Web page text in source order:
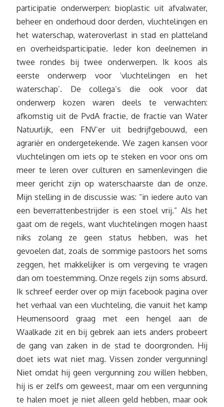
participatie onderwerpen: bioplastic uit afvalwater,
beheer en onderhoud door derden, vluchtelingen en
het waterschap, wateroverlast in stad en platteland
en overheidsparticipatie. Ieder kon deelnemen in
twee rondes bij twee onderwerpen. Ik koos als
eerste onderwerp voor ‘vluchtelingen en het
waterschap’. De collega’s die ook voor dat
onderwerp kozen waren deels te verwachten:
afkomstig uit de PvdA fractie, de fractie van Water
Natuurlijk, een FNV’er uit bedrijfgebouwd, een
agrariër en ondergetekende. We zagen kansen voor
vluchtelingen om iets op te steken en voor ons om
meer te leren over culturen en samenlevingen die
meer gericht zijn op waterschaarste dan de onze.
Mijn stelling in de discussie was: “in iedere auto van
een beverrattenbestrijder is een stoel vrij.” Als het
gaat om de regels, want vluchtelingen mogen haast
niks zolang ze geen status hebben, was het
gevoelen dat, zoals de sommige pastoors het soms
zeggen, het makkelijker is om vergeving te vragen
dan om toestemming. Onze regels zijn soms absurd.
Ik schreef eerder over op mijn facebook pagina over
het verhaal van een vluchteling, die vanuit het kamp
Heumensoord graag met een hengel aan de
Waalkade zit en bij gebrek aan iets anders probeert
de gang van zaken in de stad te doorgronden. Hij
doet iets wat niet mag. Vissen zonder vergunning!
Niet omdat hij geen vergunning zou willen hebben,
hij is er zelfs om geweest, maar om een vergunning
te halen moet je niet alleen geld hebben, maar ook